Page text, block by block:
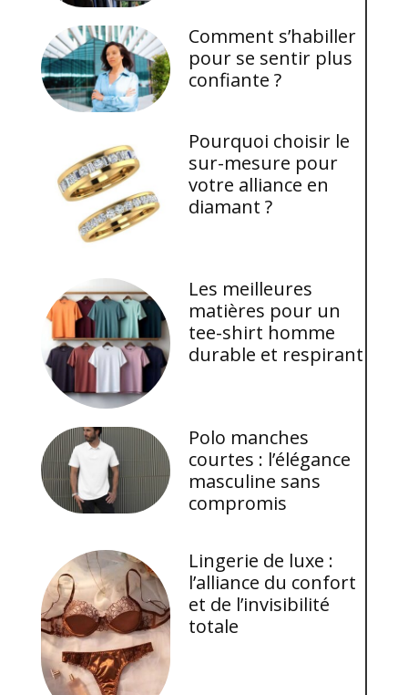
Comment s’habiller
pour se sentir plus
confiante ?
Pourquoi choisir le
sur-mesure pour
votre alliance en
diamant ?
Les meilleures
matières pour un
tee-shirt homme
durable et respirant
Polo manches
courtes : l’élégance
masculine sans
compromis
Lingerie de luxe :
l’alliance du confort
et de l’invisibilité
totale